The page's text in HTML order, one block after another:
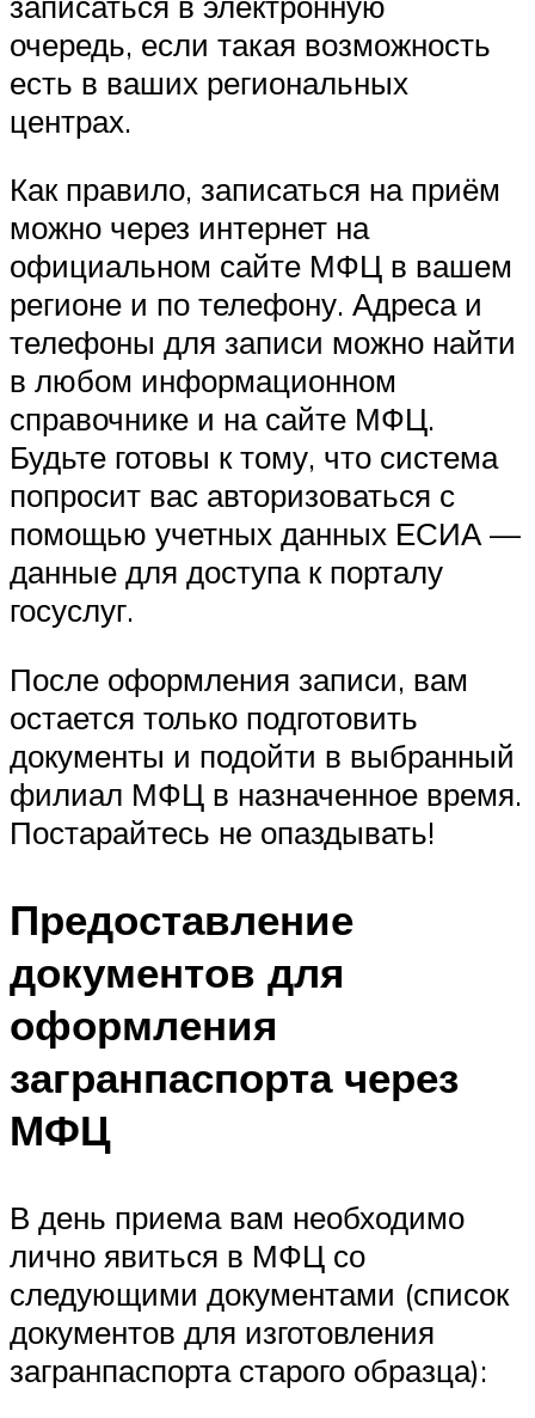
очередь, если такая возможность
есть в ваших региональных
центрах.
Как правило, записаться на приём
можно через интернет на
официальном сайте МФЦ в вашем
регионе и по телефону. Адреса и
телефоны для записи можно найти
в любом информационном
справочнике и на сайте МФЦ.
Будьте готовы к тому, что система
попросит вас авторизоваться с
помощью учетных данных ЕСИА —
данные для доступа к порталу
госуслуг.
После оформления записи, вам
остается только подготовить
документы и подойти в выбранный
филиал МФЦ в назначенное время.
Постарайтесь не опаздывать!
Предоставление
документов для
оформления
загранпаспорта через
МФЦ
В день приема вам необходимо
лично явиться в МФЦ со
следующими документами (список
документов для изготовления
загранпаспорта старого образца):